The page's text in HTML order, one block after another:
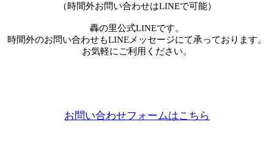
（時間外お問い合わせはLINEで可能）
轟の里公式LINEです。
時間外のお問い合わせもLINEメッセージにて承っております。
お気軽にご利用ください。
お問い合わせフォームはこちら